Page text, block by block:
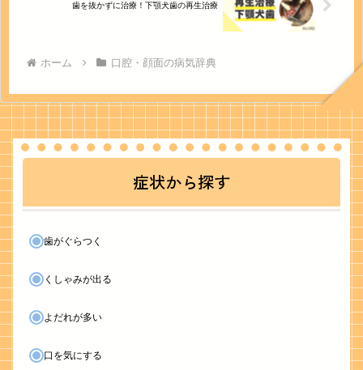
歯を抜かずに治療！下顎犬歯の再生治療
ホーム 口腔・顔面の病気辞典
症状から探す
歯がぐらつく
くしゃみが出る
よだれが多い
口を気にする